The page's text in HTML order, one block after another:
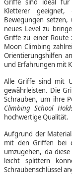
Griffe sind ideal für
Kletterer geeignet,
Bewegungen
neues Level zu
Griffe zu einer Route
Moon Climbing
Orientierungshilfen
und Erfahrungen mit
Alle Griffe sind mit
gewährleisten. Die
Schrauben, um ihre
Climbing School
hochwertige Qualität.
Aufgrund der
mit den Griffen bei
umzugehen, da
leicht splittern
Schraubenschlüssel